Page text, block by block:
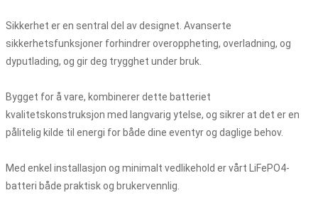
Sikkerhet er en sentral del av designet. Avanserte
sikkerhetsfunksjoner forhindrer overoppheting, overladning, og
dyputlading, og gir deg trygghet under bruk.
Bygget for å vare, kombinerer dette batteriet
kvalitetskonstruksjon med langvarig ytelse, og sikrer at det er en
pålitelig kilde til energi for både dine eventyr og daglige behov.
Med enkel installasjon og minimalt vedlikehold er vårt LiFePO4-
batteri både praktisk og brukervennlig.